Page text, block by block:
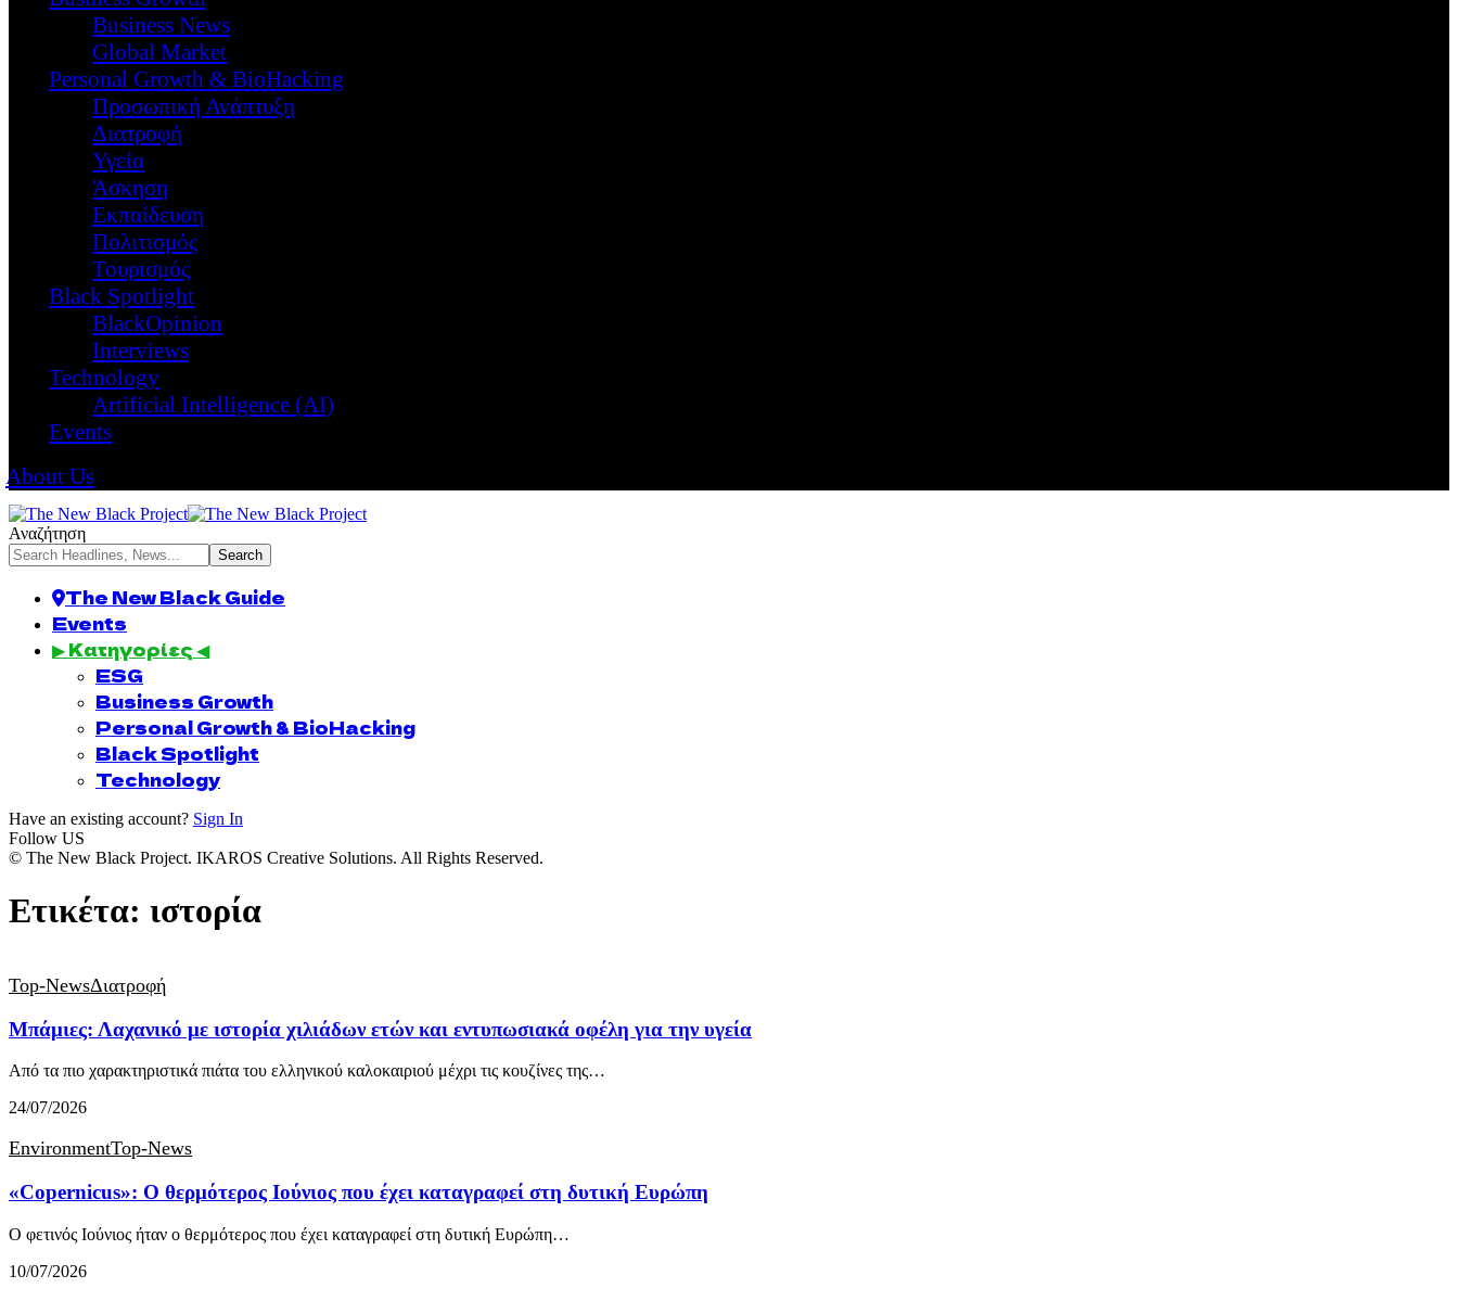
Business News
Global Market
Personal Growth & BioHacking
Προσωπική Ανάπτυξη
Διατροφή
Υγεία
Άσκηση
Εκπαίδευση
Πολιτισμός
Τουρισμός
Black Spotlight
BlackOpinion
Interviews
Technology
Artificial Intelligence (AI)
Events
About Us
Αναζήτηση
The New Black Guide
Events
▶ Κατηγορίες ◀
ESG
Business Growth
Personal Growth & BioHacking
Black Spotlight
Technology
Have an existing account? Sign In
Follow US
© The New Black Project. IKAROS Creative Solutions. All Rights Reserved.
Ετικέτα: ιστορία
Top-NewsΔιατροφή
Μπάμιες: Λαχανικό με ιστορία χιλιάδων ετών και εντυπωσιακά οφέλη για την υγεία
Από τα πιο χαρακτηριστικά πιάτα του ελληνικού καλοκαιριού μέχρι τις κουζίνες της…
24/07/2026
EnvironmentTop-News
«Copernicus»: Ο θερμότερος Ιούνιος που έχει καταγραφεί στη δυτική Ευρώπη
Ο φετινός Ιούνιος ήταν ο θερμότερος που έχει καταγραφεί στη δυτική Ευρώπη…
10/07/2026